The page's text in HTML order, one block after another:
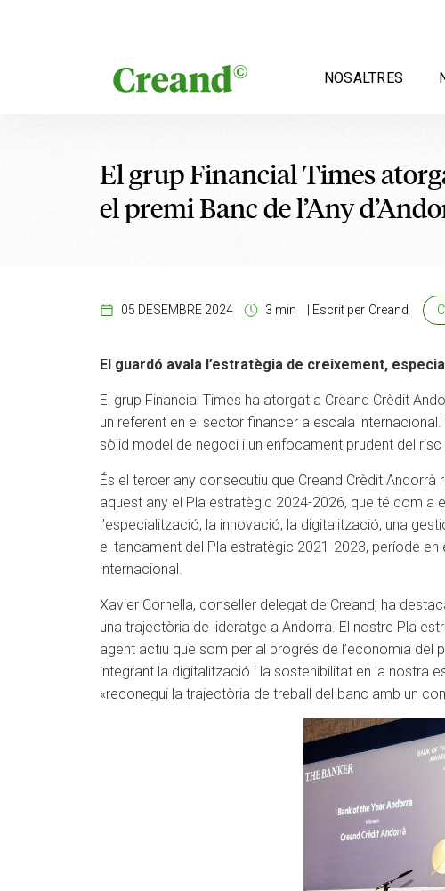
NOSALTRES
El grup Financial Times
el premi Banc de l’Any
05 DESEMBRE 2024 3 min Escrit per Creand
El guardó avala l’estratègia de creixement,
El grup Financial Times ha atorgat a Creand Crèdit
un referent en el sector financer a escala
sòlid model de negoci i un enfocament prudent del
És el tercer any consecutiu que Creand Crèdit
aquest any el Pla estratègic 2024-2026, que té com a
l’especialització, la innovació, la digitalització, una
el tancament del Pla estratègic 2021-2023, període
internacional.
Xavier Cornella, conseller delegat de Creand, ha
una trajectòria de lideratge a Andorra. El nostre Pla
agent actiu que som per al progrés de l’economia
integrant la digitalització i la sostenibilitat en la nostra
«reconegui la trajectòria de treball del banc amb un